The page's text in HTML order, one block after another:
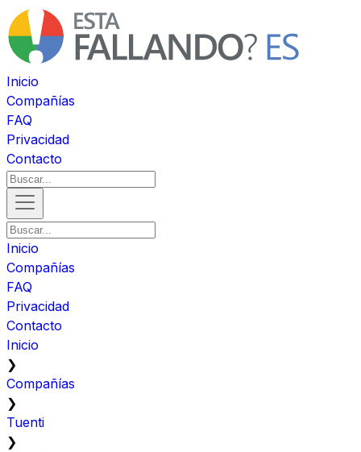
Inicio
Compañías
FAQ
Privacidad
Contacto
Inicio
Compañías
FAQ
Privacidad
Contacto
Inicio
❯
Compañías
❯
Tuenti
❯